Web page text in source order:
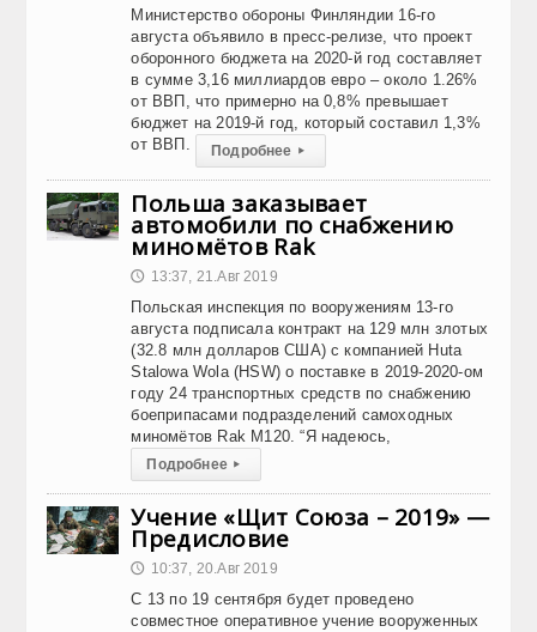
Министерство обороны Финляндии 16-го
августа объявило в пресс-релизе, что проект
оборонного бюджета на 2020-й год составляет
в сумме 3,16 миллиардов евро – около 1.26%
от ВВП, что примерно на 0,8% превышает
бюджет на 2019-й год, который составил 1,3%
от ВВП.
Подробнее ▸
Польша заказывает
автомобили по снабжению
миномётов Rak
🕔 13:37, 21.Авг 2019
Польская инспекция по вооружениям 13-го
августа подписала контракт на 129 млн злотых
(32.8 млн долларов США) с компанией Huta
Stalowa Wola (HSW) о поставке в 2019-2020-ом
году 24 транспортных средств по снабжению
боеприпасами подразделений самоходных
миномётов Rak M120. “Я надеюсь,
Подробнее ▸
Учение «Щит Союза – 2019» —
Предисловие
🕔 10:37, 20.Авг 2019
С 13 по 19 сентября будет проведено
совместное оперативное учение вооруженных